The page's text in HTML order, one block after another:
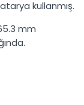
kullanmış.
mm